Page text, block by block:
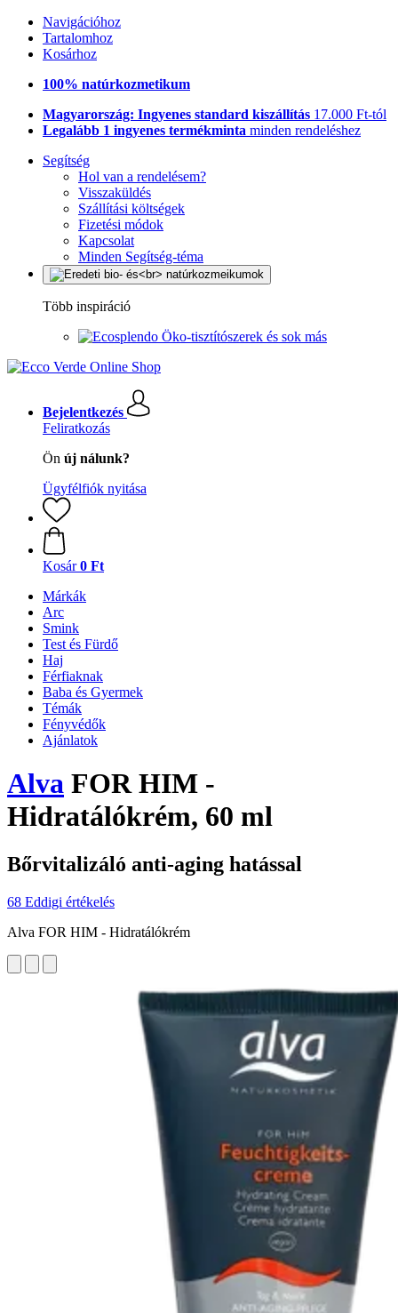
Navigációhoz
Tartalomhoz
Kosárhoz
100% natúrkozmetikum
Magyarország: Ingyenes standard kiszállítás 17.000 Ft-tól
Legalább 1 ingyenes termékminta minden rendeléshez
Segítség
Hol van a rendelésem?
Visszaküldés
Szállítási költségek
Fizetési módok
Kapcsolat
Minden Segítség-téma
Több inspiráció
Öko-tisztítószerek és sok más
Bejelentkezés
Feliratkozás
Ön új nálunk?
Ügyfélfiók nyitása
Kosár 0 Ft
Márkák
Arc
Smink
Test és Fürdő
Haj
Férfiaknak
Baba és Gyermek
Témák
Fényvédők
Ajánlatok
Alva FOR HIM -
Hidratálókrém, 60 ml
Bőrvitalizáló anti-aging hatással
68 Eddigi értékelés
Alva FOR HIM - Hidratálókrém